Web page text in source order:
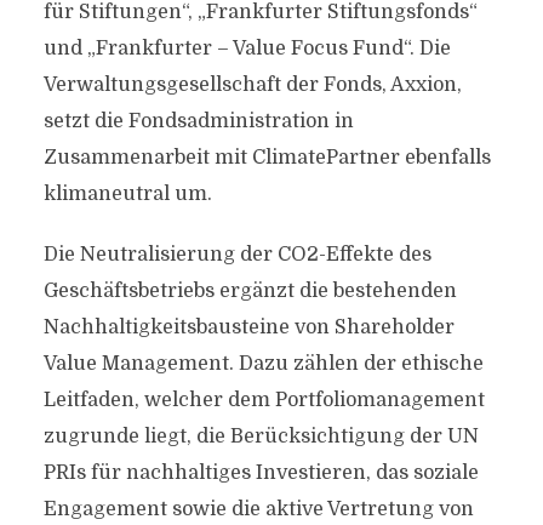
für Stiftungen“, „Frankfurter Stiftungsfonds“
und „Frankfurter – Value Focus Fund“. Die
Verwaltungsgesellschaft der Fonds, Axxion,
setzt die Fondsadministration in
Zusammenarbeit mit ClimatePartner ebenfalls
klimaneutral um.
Die Neutralisierung der CO2-Effekte des
Geschäftsbetriebs ergänzt die bestehenden
Nachhaltigkeitsbausteine von Shareholder
Value Management. Dazu zählen der ethische
Leitfaden, welcher dem Portfoliomanagement
zugrunde liegt, die Berücksichtigung der UN
PRIs für nachhaltiges Investieren, das soziale
Engagement sowie die aktive Vertretung von